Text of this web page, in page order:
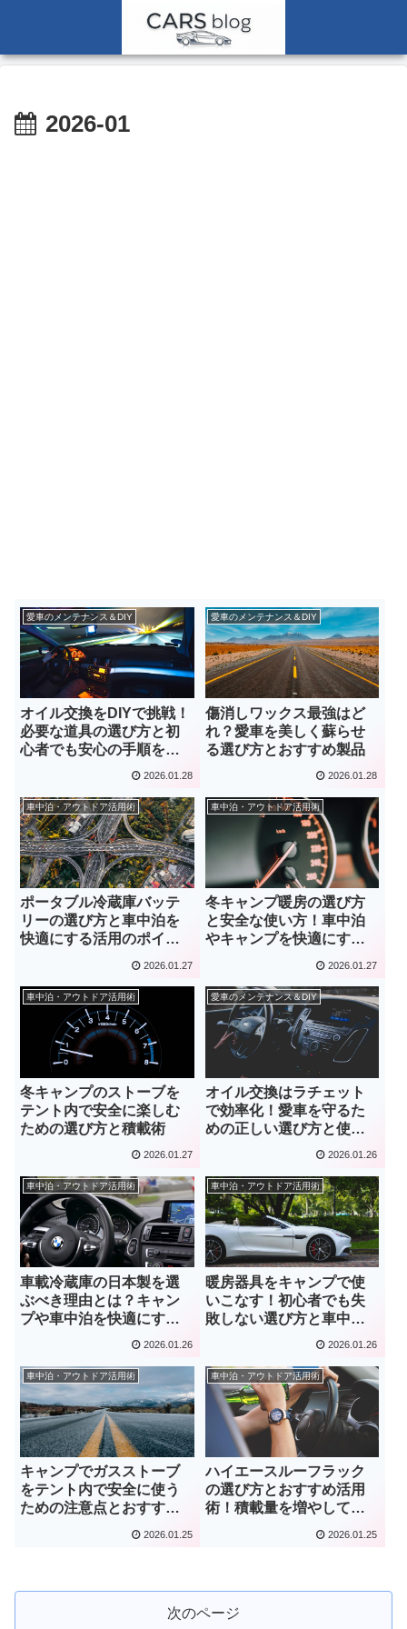
2026-01
愛車のメンテナンス＆DIY
オイル交換をDIYで挑戦！
必要な道具の選び方と初
心者でも安心の手順を解
2026.01.28
愛車のメンテナンス＆DIY
傷消しワックス最強はど
れ？愛車を美しく蘇らせ
る選び方とおすすめ製品
2026.01.28
車中泊・アウトドア活用術
ポータブル冷蔵庫バッテ
リーの選び方と車中泊を
快適にする活用のポイン
2026.01.27
車中泊・アウトドア活用術
冬キャンプ暖房の選び方
と安全な使い方！車中泊
やキャンプを快適にする
2026.01.27
車中泊・アウトドア活用術
冬キャンプのストーブを
テント内で安全に楽しむ
ための選び方と積載術
2026.01.27
愛車のメンテナンス＆DIY
オイル交換はラチェット
で効率化！愛車を守るた
めの正しい選び方と使い
2026.01.26
車中泊・アウトドア活用術
車載冷蔵庫の日本製を選
ぶべき理由とは？キャン
プや車中泊を快適にする
高品質なモデルの魅力
2026.01.26
車中泊・アウトドア活用術
暖房器具をキャンプで使
いこなす！初心者でも失
敗しない選び方と車中泊
2026.01.26
車中泊・アウトドア活用術
キャンプでガスストーブ
をテント内で安全に使う
ための注意点とおすすめ
2026.01.25
車中泊・アウトドア活用術
ハイエースルーフラック
の選び方とおすすめ活用
術！積載量を増やして車
2026.01.25
次のページ